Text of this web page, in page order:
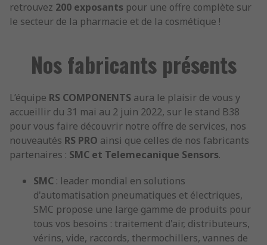
retrouvez 200 exposants pour une offre complète sur
le secteur de la pharmacie et de la cosmétique !
Nos fabricants présents
L’équipe RS COMPONENTS aura le plaisir de vous y
accueillir du 31 mai au 2 juin 2022, sur le stand B38
pour vous faire découvrir notre offre de services, nos
nouveautés RS PRO ainsi que celles de nos fabricants
partenaires : SMC et Telemecanique Sensors.
SMC : leader mondial en solutions
d'automatisation pneumatiques et électriques,
SMC propose une large gamme de produits pour
tous vos besoins : traitement d'air, distributeurs,
vérins, vide, raccords, thermochillers, vannes de